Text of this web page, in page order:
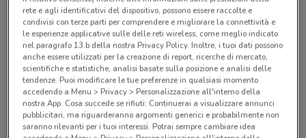
rete e agli identificativi del dispositivo, possono essere raccolte e
condivisi con terze parti per comprendere e migliorare la connettività e
le esperienze applicative sulle delle reti wireless, come meglio indicato
nel paragrafo 13.b della nostra Privacy Policy. Inoltre, i tuoi dati possono
anche essere utilizzati per la creazione di report, ricerche di mercato,
scientifiche e statistiche, analisi basate sulla posizione e analisi delle
tendenze. Puoi modificare le tue preferenze in qualsiasi momento
accedendo a Menu > Privacy > Personalizzazione all'interno della
nostra App. Cosa succede se rifiuti: Continuerai a visualizzare annunci
pubblicitari, ma riguarderanno argomenti generici e probabilmente non
saranno rilevanti per i tuoi interessi. Potrai sempre cambiare idea